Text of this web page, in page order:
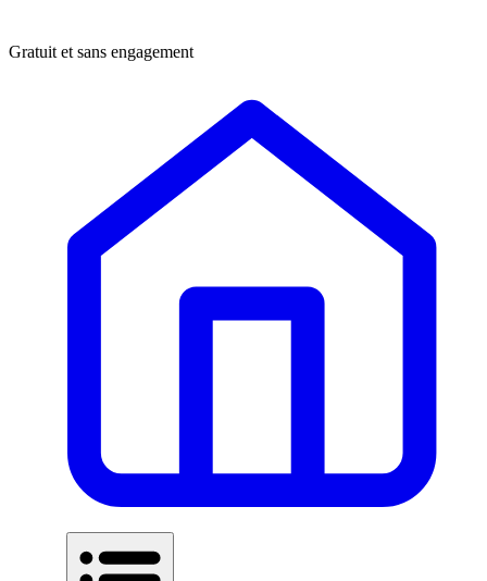
Gratuit et sans engagement